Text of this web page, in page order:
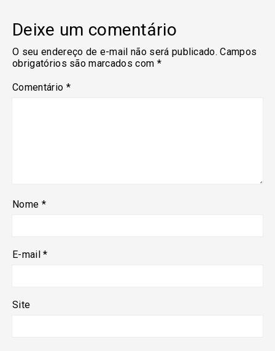
Deixe um comentário
O seu endereço de e-mail não será publicado. Campos
obrigatórios são marcados com *
Comentário *
Nome *
E-mail*
Site